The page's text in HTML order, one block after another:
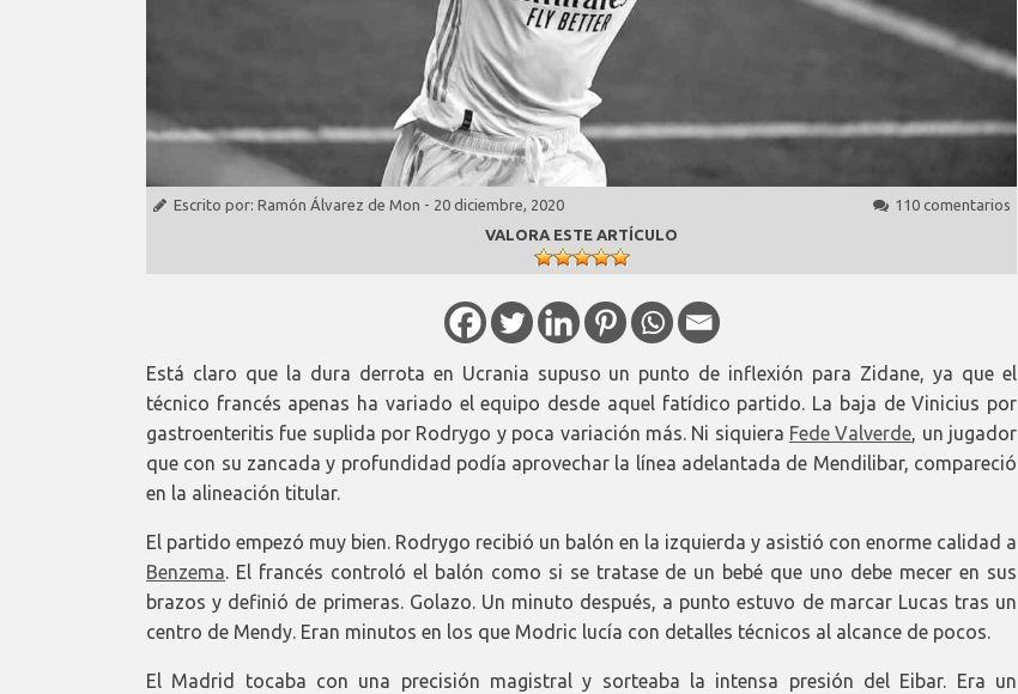
Escrito por: Ramón Álvarez de Mon - 20 diciembre, 2020
110 comentarios
VALORA ESTE ARTÍCULO
Está claro que la dura derrota en Ucrania supuso un punto de inflexión para Zidane, ya que el
técnico francés apenas ha variado el equipo desde aquel fatídico partido. La baja de Vinicius por
gastroenteritis fue suplida por Rodrygo y poca variación más. Ni siquiera Fede Valverde, un jugador
que con su zancada y profundidad podía aprovechar la línea adelantada de Mendilibar, compareció
en la alineación titular.
El partido empezó muy bien. Rodrygo recibió un balón en la izquierda y asistió con enorme calidad a
Benzema. El francés controló el balón como si se tratase de un bebé que uno debe mecer en sus
brazos y definió de primeras. Golazo. Un minuto después, a punto estuvo de marcar Lucas tras un
centro de Mendy. Eran minutos en los que Modric lucía con detalles técnicos al alcance de pocos.
El Madrid tocaba con una precisión magistral y sorteaba la intensa presión del Eibar. Era un